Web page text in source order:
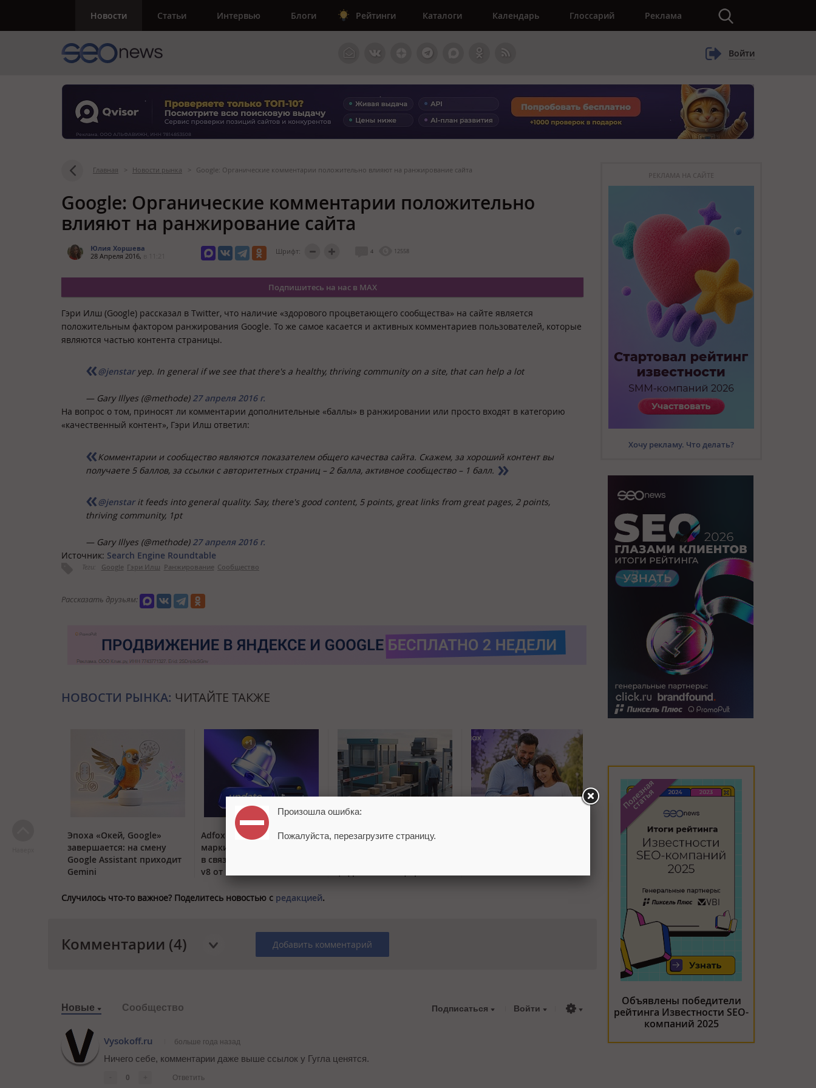
Новости Статьи Интервью Блоги Рейтинги Каталоги Календарь Глоссарий Реклама
Войти
Главная > Новости рынка > Google: Органические комментарии положительно влияют на ранжирование сайта
Google: Органические комментарии положительно
влияют на ранжирование сайта
Юлия Хоршева
28 Апреля 2016,
Шрифт: 4 12558
Подпишитесь на нас в MAX
Гэри Илш (Google) рассказал в Twitter, что наличие «здорового процветающего сообщества» на сайте является
положительным фактором ранжирования Google. То же самое касается и активных комментариев пользователей, которые
являются частью контента страницы.
@jenstaryep. In general if we see that there's a healthy, thriving community on a site, that can help a lot
— Gary Illyes (@methode) 27 апреля 2016 г.
На вопрос о том, приносят ли комментарии дополнительные «баллы» в ранжировании или просто входят в категорию
«качественный контент», Гэри Илш ответил:
Комментарии и сообщество являются показателем общего качества сайта. Скажем, за хороший контент вы
получаете 5 баллов, за ссылки с авторитетных страниц – 2 балла, активное сообщество – 1 балл.
@jenstarit feeds into general quality. Say, there's good content, 5 points, great links from great pages, 2 points,
thriving community, 1pt
— Gary Illyes (@methode) 27 апреля 2016 г.
Источник: Search Engine Roundtable
Теги: Google Гэри Илш Ранжирование Сообщество
Рассказать друзьям:
НОВОСТИ РЫНКА: ЧИТАЙТЕ ТАКЖЕ
Эпоха «Окей, Google»
завершается: на смену
Google Assistant приходит
Gemini
Adfox обновил интерфейс
маркировки рекламы
в связи с переходом на API
v8 от ЕРИР
Президент России
Случилось что-то важное? Поделитесь новостью с редакцией.
Комментарии (4) Добавить комментарий
Новые Сообщество Подписаться Войти
Vysokoff.ru больше года назад
Ничего себе, комментарии даже выше ссылок у Гугла ценятся.
0 Ответить
РЕКЛАМА НА САЙТЕ
Хочу рекламу. Что делать?
Объявлены победители
рейтинга Известности SEO-
компаний 2025
Произошла ошибка:
Пожалуйста, перезагрузите страницу.